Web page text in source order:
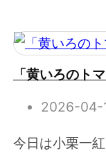
「黄いろのトマ
2026-04-
今日は小栗一